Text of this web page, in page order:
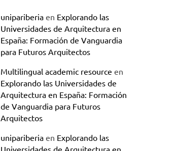
unipariberiaen Explorando las
Universidades de Arquitectura en
España: Formación de Vanguardia
para Futuros Arquitectos
Multilingual academic resource en
Explorando las Universidades de
Arquitectura en España: Formación
de Vanguardia para Futuros
Arquitectos
unipariberiaen Explorando las
Universidades de Arquitectura en